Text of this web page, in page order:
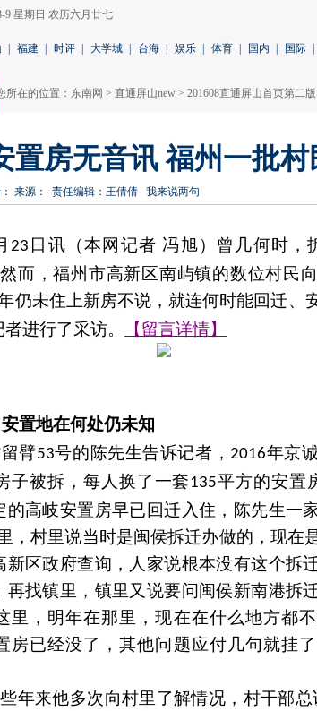
9 星期日 农历六月廿七
福建 时评 大学城 台海 娱乐 体育 国内 国际
所在的位置： 东南网 > 直通屏山new > 201608直通屏山首页第二版
置房无音讯 福州一批
来源： 责任编辑：王倩倩 我来说两句
23 日讯（本网记者 冯旭）曾几何时，
而，福州市高新区南屿镇的数位村民
仍未住上新房不说，就连何时能回迁、
进行了采访。 【留言详情】
置地在何处仍未知
臂53号的陈先生告诉记者， 2016年京
子被拆，每人换了一套135平方的安置
的高岐安置房早已回迁入住，陈先生一
，村里说当时是闽侯拆迁办做的，现在
新区政府查询，人家说根本没有这个拆
再找镇里，镇里又说要问闽侯新南港拆
里，明年在那里，现在在什么地方都
房已经没了，其他问题应付几句就挂
年来他多次向村里了解情况，村干部总